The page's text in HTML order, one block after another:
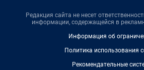
Редакция сайта не несет
информации, содержащейся в
Информация об
Политика использования
Рекомендательные